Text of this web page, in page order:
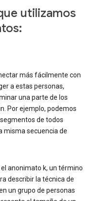
utilizamos
más fácilmente con
a estas personas,
una parte de los
Por ejemplo, podemos
de todos
misma secuencia de
anonimato k, un término
describir la técnica de
un grupo de personas